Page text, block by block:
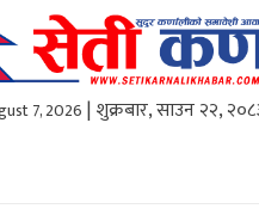
7, 2026 | शुक्रबार, साउन २२,